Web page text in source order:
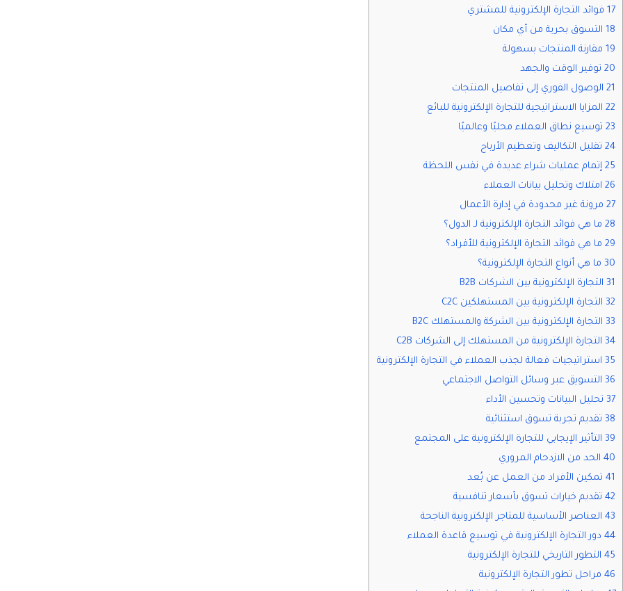
17 فوائد التجارة الإلكترونية للمشتري
18 التسوق بحرية من أي مكان
19 مقارنة المنتجات بسهولة
20 توفير الوقت والجهد
21 الوصول الفوري إلى تفاصيل المنتجات
22 المزايا الاستراتيجية للتجارة الإلكترونية للبائع
23 توسيع نطاق العملاء محليًا وعالميًا
24 تقليل التكاليف وتعظيم الأرباح
25 إتمام عمليات شراء عديدة في نفس اللحظة
26 امتلاك وتحليل بيانات العملاء
27 مرونة غير محدودة في إدارة الأعمال
28 ما هي فوائد التجارة الإلكترونية لـ الدول؟
29 ما هي فوائد التجارة الإلكترونية للأفراد؟
30 ما هي أنواع التجارة الإلكترونية؟
31 التجارة الإلكترونية بين الشركات B2B
32 التجارة الإلكترونية بين المستهلكين C2C
33 التجارة الإلكترونية بين الشركة والمستهلك B2C
34 التجارة الإلكترونية من المستهلك إلى الشركات C2B
35 استراتيجيات فعالة لجذب العملاء في التجارة الإلكترونية
36 التسويق عبر وسائل التواصل الاجتماعي
37 تحليل البيانات وتحسين الأداء
38 تقديم تجربة تسوق استثنائية
39 التأثير الإيجابي للتجارة الإلكترونية على المجتمع
40 الحد من الازدحام المروري
41 تمكين الأفراد من العمل عن بُعد
42 تقديم خيارات تسوق بأسعار تنافسية
43 العناصر الأساسية للمتاجر الإلكترونية الناجحة
44 دور التجارة الإلكترونية في توسيع قاعدة العملاء
45 التطور التاريخي للتجارة الإلكترونية
46 مراحل تطور التجارة الإلكترونية